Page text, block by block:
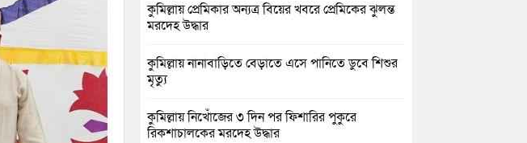
কুমিল্লায় প্রেমিকার অন্যত্র বিয়ের খবরে প্রেমিকের ঝুলন্ত
মরদেহ উদ্ধার
কুমিল্লায় নানাবাড়িতে বেড়াতে এসে পানিতে ডুবে শিশুর
মৃত্যু
কুমিল্লায় নিখোঁজের ৩ দিন পর ফিশারির পুকুরে
রিকশাচালকের মরদেহ উদ্ধার